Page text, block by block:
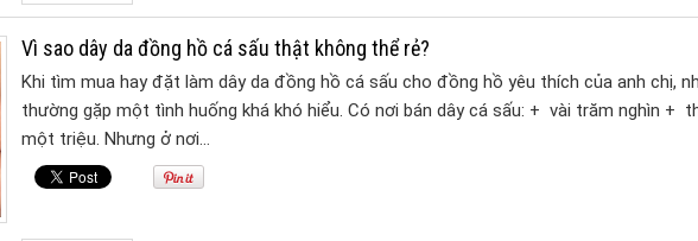
Vì sao dây da đồng hồ cá sấu thật không thể rẻ?
Khi tìm mua hay đặt làm dây da đồng hồ cá sấu cho đồng hồ yêu thích của anh chị,
thường gặp một tình huống khá khó hiểu. Có nơi bán dây cá sấu: + vài trăm nghìn +
một triệu. Nhưng ở nơi…